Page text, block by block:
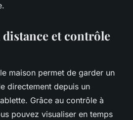
et contrôle
maison permet de garder un
directement depuis un
Grâce au contrôle à
pouvez visualiser en temps